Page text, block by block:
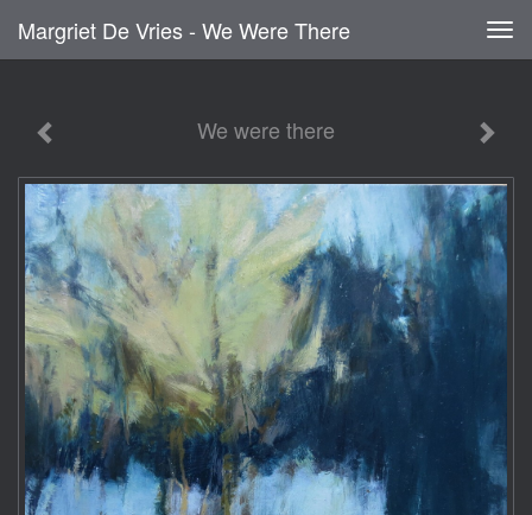
Margriet De Vries - We Were There
We were there